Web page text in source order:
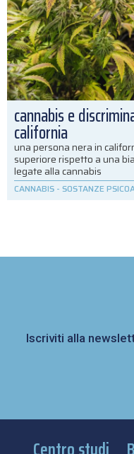
cannabis e
california
una persona nera in
superiore rispetto a una
legate alla cannabis
CANNABIS - SOSTANZE
Iscriviti alla